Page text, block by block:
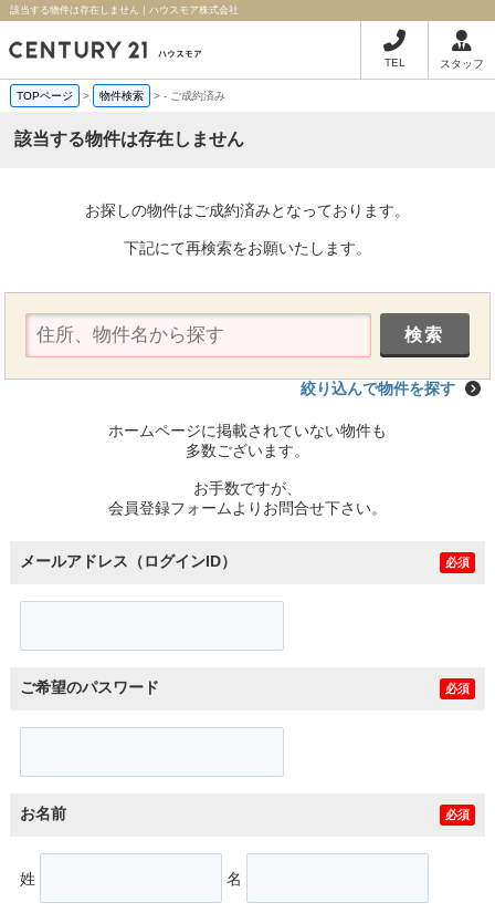
該当する物件は存在しません｜ハウスモア株式会社
TEL スタッフ
TOPページ > 物件検索 >- ご成約済み
該当する物件は存在しません
お探しの物件はご成約済みとなっております。
下記にて再検索をお願いたします。
絞り込んで物件を探す
ホームページに掲載されていない物件も
多数ございます。
お手数ですが、
会員登録フォームよりお問合せ下さい。
メールアドレス（ログインID） 必須
ご希望のパスワード 必須
お名前 必須
姓 名